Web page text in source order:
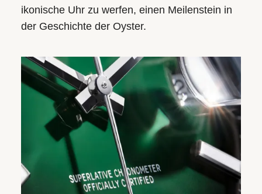
ikonische Uhr zu werfen, einen Meilenstein in
der Geschichte der Oyster.